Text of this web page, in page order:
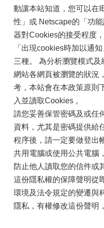
動讓本站知道，您可以在
性」或 Netscape的「功
器對Cookies的接受程度
「出現cookies時加以通
三種。 為分析瀏覽模式
網站各網頁被瀏覽的狀況
考，本站會在本政策原則
入並讀取Cookies 。
請您妥善保管密碼及或任
資料，尤其是密碼提供給
程序後，請一定要做登出
共用電腦或使用公共電腦
防止他人讀取您的信件或
這份隱私權的保障聲明從
環境及法令規定的變遷與
隱私，有權修改這份聲明